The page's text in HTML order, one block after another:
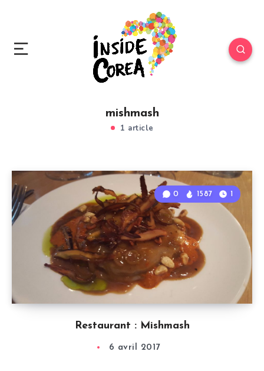
mishmash
1 article
Restaurant : Mishmash
0 1587 1
6 avril 2017